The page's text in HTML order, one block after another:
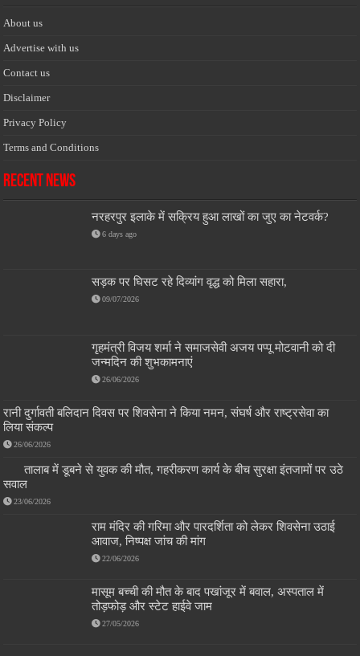
About us
Advertise with us
Contact us
Disclaimer
Privacy Policy
Terms and Conditions
Recent News
नरहरपुर इलाके में सक्रिय हुआ लाखों का जुए का नेटवर्क?
6 days ago
सड़क पर घिसट रहे दिव्यांग वृद्ध को मिला सहारा,
09/07/2026
गृहमंत्री विजय शर्मा ने समाजसेवी अजय पप्पू मोटवानी को दी
जन्मदिन की शुभकामनाएं
26/06/2026
रानी दुर्गावती बलिदान दिवस पर शिवसेना ने किया नमन, संघर्ष और राष्ट्रसेवा का
लिया संकल्प
26/06/2026
तालाब में डूबने से युवक की मौत, गहरीकरण कार्य के बीच सुरक्षा इंतजामों पर उठे
सवाल
23/06/2026
राम मंदिर की गरिमा और पारदर्शिता को लेकर शिवसेना उठाई
आवाज, निष्पक्ष जांच की मांग
22/06/2026
मासूम बच्ची की मौत के बाद पखांजूर में बवाल, अस्पताल में
तोड़फोड़ और स्टेट हाईवे जाम
27/05/2026